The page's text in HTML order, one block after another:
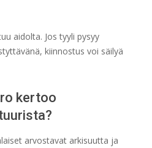
aidolta. Jos tyyli pysyy
kiinnostus voi säilyä
kertoo
arvostavat arkisuutta ja